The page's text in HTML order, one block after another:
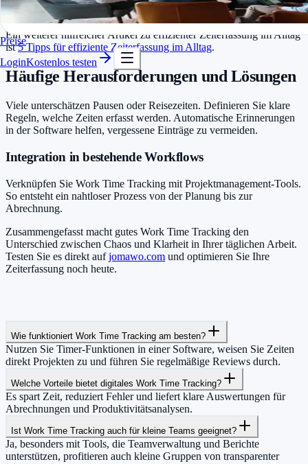
In Minuten startklar
Kostenlos testen
Preise
LoginKostenlos testen
lassen sich Zugriffsrechte flexibel verwalten.
Ein weiterer hilfreicher Artikel zu effizienter Zeiterfassung im Alltag
ist5 Tipps für effiziente Zeiterfassung im Alltag.
Häufige Herausforderungen und Lösungen
Viele unterschätzen Pausen oder Reisezeiten. Definieren Sie klare
Regeln, welche Zeiten erfasst werden. Automatische Erinnerungen
in der Software helfen, vergessene Einträge zu vermeiden.
Integration in bestehende Workflows
Verknüpfen Sie Work Time Tracking mit Projektmanagement-Tools.
So entsteht ein nahtloser Prozess von der Planung bis zur
Abrechnung.
Zusammengefasst macht gutes Work Time Tracking den
Unterschied zwischen Chaos und Klarheit in Ihrer täglichen Arbeit.
Testen Sie es direkt aufjomawo.com und optimieren Sie Ihre
Zeiterfassung noch heute.
Wie funktioniert Work Time Tracking am besten?
Nutzen Sie Timer-Funktionen in einer Software, weisen Sie Zeiten
direkt Projekten zu und führen Sie regelmäßige Reviews durch.
Welche Vorteile bietet digitales Work Time Tracking?
Es spart Zeit, reduziert Fehler und liefert klare Auswertungen für
Abrechnungen und Produktivitätsanalysen.
Ist Work Time Tracking auch für kleine Teams geeignet?
Ja, besonders mit Tools, die Teamverwaltung und Berichte
unterstützen, profitieren auch kleine Gruppen von transparenter